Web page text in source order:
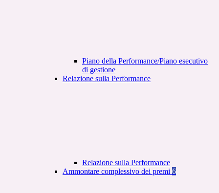
Piano della Performance/Piano esecutivo
di gestione
Relazione sulla Performance
Relazione sulla Performance
Ammontare complessivo dei premi 6